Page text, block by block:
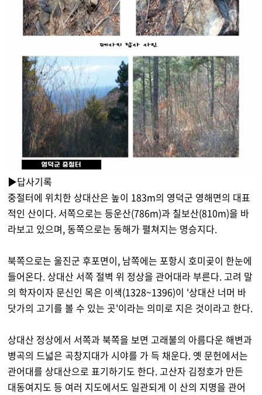
▶답사기록
중절터에 위치한 상대산은 높이 183m의 영덕군 영해면의 대표
적인 산이다. 서쪽으로는 등운산(786m)과 칠보산(810m)을 바
라보고 있으며, 동쪽으로는 동해가 펼쳐지는 명승지다.
북쪽으로는 울진군 후포면이, 남쪽에는 포항시 호미곶이 한눈에
들어온다. 상대산 서쪽 절벽 위 정상을 관어대라 부른다. 고려 말
의 학자이자 문신인 목은 이색(1328~1396)이 '상대산 너머 바
닷가의 고기를 볼 수 있는 곳'이라는 의미로 지은 것이라고 한다.
상대산 정상에서 서쪽과 북쪽을 보면 고래불의 아름다운 해변과
병곡의 드넓은 곡창지대가 시야를 가 득 채운다. 옛 문헌에서는
관어대를 상대산으로 표기하기도 한다. 고산자 김정호가 만든
대동여지도 등 여러 지도에서도 일관되게 이 산의 지명을 관어